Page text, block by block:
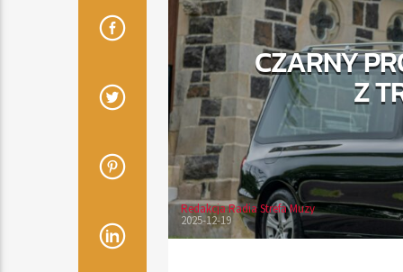
CZARNY
Z
Redakcja Radia Strefa Muzy
2025-12-19